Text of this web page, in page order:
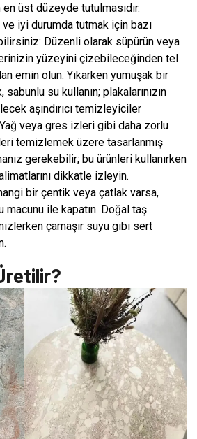
üst düzeyde tutulmasıdır.
iyi durumda tutmak için bazı
Düzenli olarak süpürün veya
yüzeyini çizebileceğinden tel
emin olun. Yıkarken yumuşak bir
su kullanın; plakalarınızın
aşındırıcı temizleyiciler
Yağ veya gres izleri gibi daha zorlu
temizlemek üzere tasarlanmış
gerekebilir; bu ürünleri kullanırken
dikkatle izleyin.
bir çentik veya çatlak varsa,
macunu ile kapatın. Doğal taş
çamaşır suyu gibi sert